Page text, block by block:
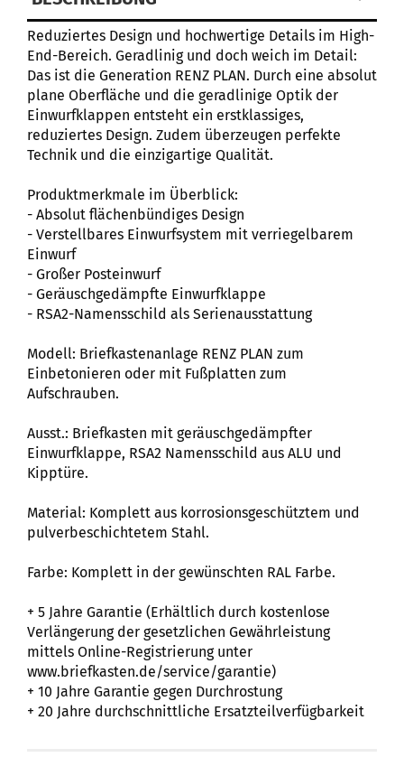
Reduziertes Design und hochwertige Details im High-
End-Bereich. Geradlinig und doch weich im Detail:
Das ist die Generation RENZ PLAN. Durch eine absolut
plane Oberfläche und die geradlinige Optik der
Einwurfklappen entsteht ein erstklassiges,
reduziertes Design. Zudem überzeugen perfekte
Technik und die einzigartige Qualität.
Produktmerkmale im Überblick:
- Absolut flächenbündiges Design
- Verstellbares Einwurfsystem mit verriegelbarem
Einwurf
- Großer Posteinwurf
- Geräuschgedämpfte Einwurfklappe
- RSA2-Namensschild als Serienausstattung
Modell: Briefkastenanlage RENZ PLAN zum
Einbetonieren oder mit Fußplatten zum
Aufschrauben.
Ausst.: Briefkasten mit geräuschgedämpfter
Einwurfklappe, RSA2 Namensschild aus ALU und
Kipptüre.
Material: Komplett aus korrosionsgeschütztem und
pulverbeschichtetem Stahl.
Farbe: Komplett in der gewünschten RAL Farbe.
+ 5 Jahre Garantie (Erhältlich durch kostenlose
Verlängerung der gesetzlichen Gewährleistung
mittels Online-Registrierung unter
www.briefkasten.de/service/garantie)
+ 10 Jahre Garantie gegen Durchrostung
​+ 20 Jahre durchschnittliche Ersatzteilverfügbarkeit